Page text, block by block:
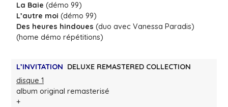
La Baie (démo 99)
L’autre moi (démo 99)
Des heures hindoues (duo avec Vanessa Paradis)
(home démo répétitions)
L’INVITATION DELUXE REMASTERED COLLECTION
disque 1
album original remasterisé
+